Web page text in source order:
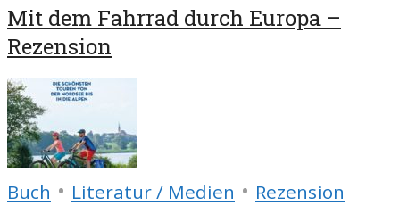
Mit dem Fahrrad durch Europa –
Rezension
Buch • Literatur / Medien • Rezension